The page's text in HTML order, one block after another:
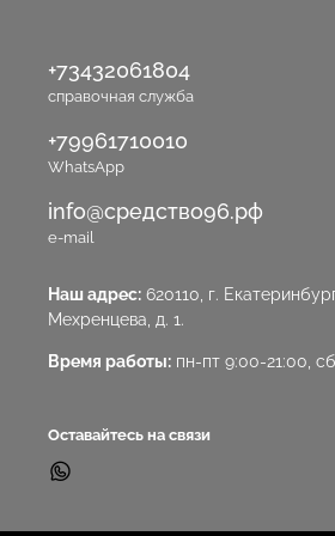
+73432061804
справочная служба
+79961710010
WhatsApp
info@средство96.рф
e-mail
Наш адрес: 620110, г.
Мехренцева, д. 1.
Время работы: пн-пт 9:00-21:00,
Оставайтесь на связи